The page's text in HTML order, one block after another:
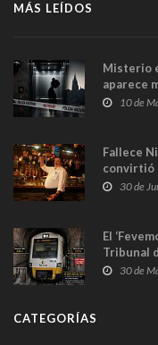
MÁS LEÍDOS
Misterio
aparece
y las10 de
Fallece
convirtió
en30 de
El
Tribunal
30 de
CATEGORÍAS